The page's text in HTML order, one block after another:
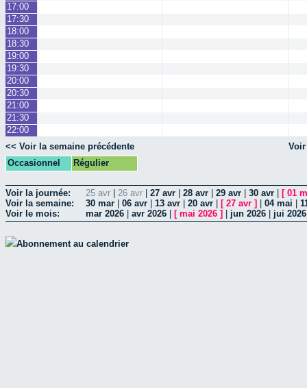
17:00
17:30
18:00
18:30
19:00
19:30
20:00
20:30
21:00
21:30
22:00
<< Voir la semaine précédente
Occasionnel
Régulier
Voir la journée: 25 avr 26 avr 27 avr 28 avr 29 avr 30 avr [ 01
Voir la semaine:
30 mar 06 avr 13 avr 20 avr [ 27 avr ] 04 mai
Voir le mois:
mar 2026 avr 2026 [ mai 2026 ] jun 2026 jui 2026
Abonnement au calendrier